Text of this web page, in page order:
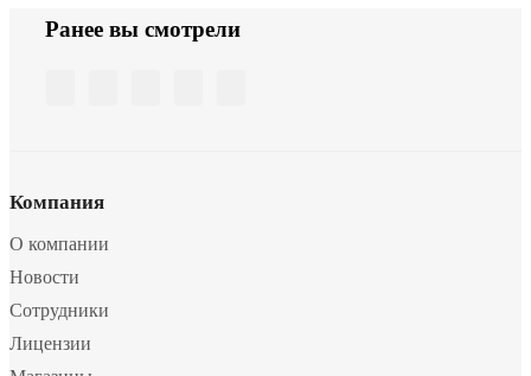
Ранее вы смотрели
Компания
О компании
Новости
Сотрудники
Лицензии